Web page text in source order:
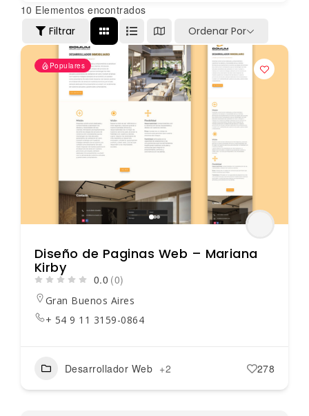
10 Elementos encontrados
Filtrar
Ordenar Por
Populares
Diseño de Paginas Web – Mariana
Kirby
0.0 (0)
Gran Buenos Aires
+ 54 9 11 3159-0864
Desarrollador Web +2 278